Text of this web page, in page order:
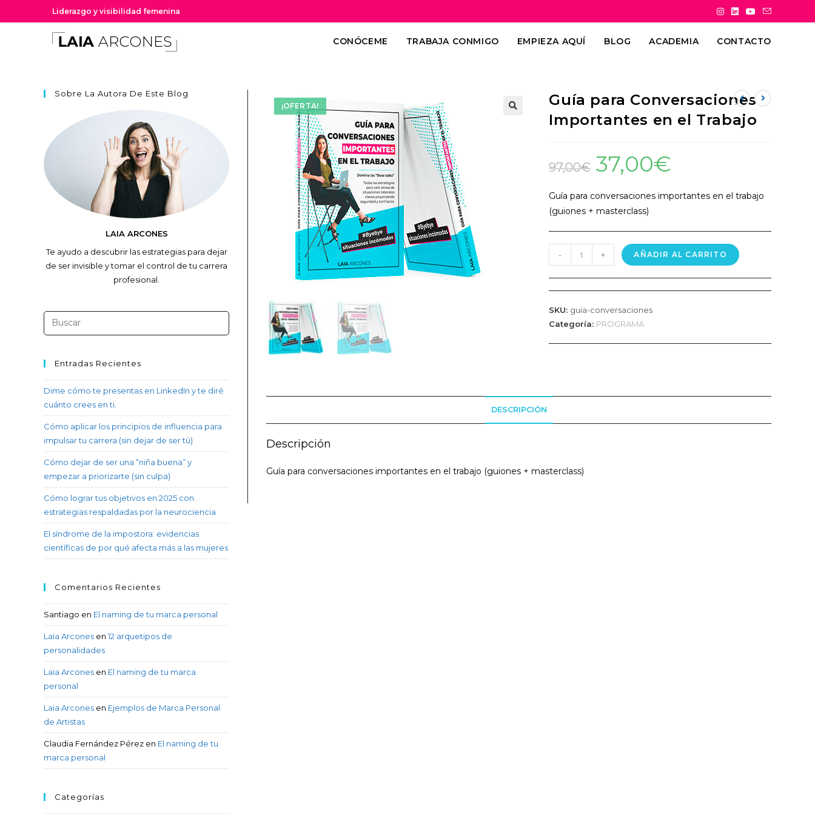
Liderazgo y visibilidad femenina
CONÓCEME TRABAJA CONMIGO EMPIEZA AQUÍ BLOG ACADEMIA CONTACTO
¡OFERTA!
Guía para Conversaciones
Importantes en el Trabajo
97,00€ 37,00€
Guía para conversaciones importantes en el trabajo
(guiones + masterclass)
- + AÑADIR AL CARRITO
SKU: guia-conversaciones
Categoría: PROGRAMA
DESCRIPCIÓN
Descripción
Guía para conversaciones importantes en el trabajo (guiones + masterclass)
Sobre La Autora De Este Blog
LAIA ARCONES
Te ayudo a descubrir las estrategias para dejar
de ser invisible y tomar el control de tu carrera
profesional.
Entradas Recientes
Dime cómo te presentas en LinkedIn y te diré
cuánto crees en ti.
Cómo aplicar los principios de influencia para
impulsar tu carrera (sin dejar de ser tú)
Cómo dejar de ser una “niña buena” y
empezar a priorizarte (sin culpa)
Cómo lograr tus objetivos en 2025 con
estrategias respaldadas por la neurociencia
El síndrome de la impostora: evidencias
científicas de por qué afecta más a las mujeres
Comentarios Recientes
Santiago en El naming de tu marca personal
Laia Arcones en 12 arquetipos de
personalidades
Laia Arcones en El naming de tu marca
personal
Laia Arcones en Ejemplos de Marca Personal
de Artistas
Claudia Fernández Pérez en El naming de tu
marca personal
Categorías